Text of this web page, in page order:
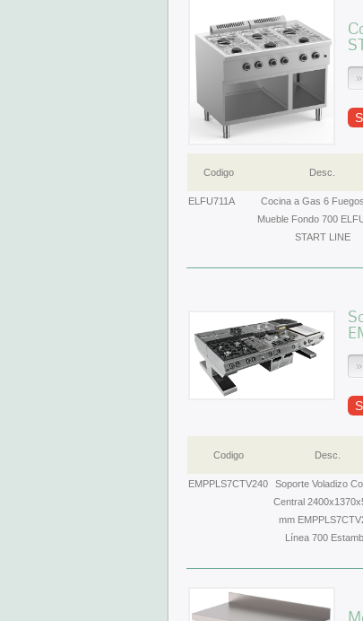
Codigo Desc.
ELFU711A
Cocina a Gas 6
Mueble Fondo 700
START LINE
Codigo Desc.
EMPPLS7CTV240
Soporte Voladizo
Central
mm
Línea 700